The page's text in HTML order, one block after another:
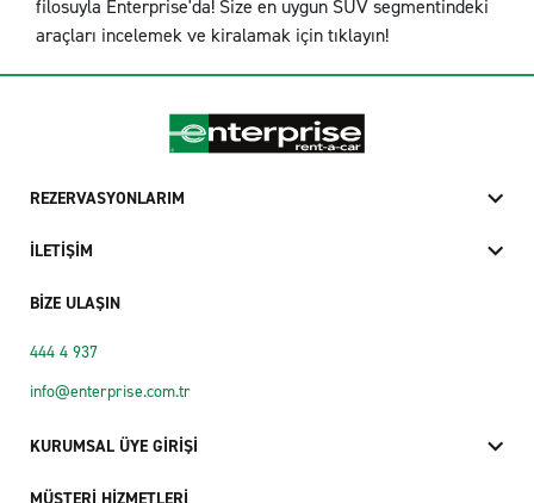
filosuyla Enterprise'da! Size en uygun SUV segmentindeki
araçları incelemek ve kiralamak için tıklayın!
REZERVASYONLARIM
İLETİŞİM
BİZE ULAŞIN
444 4 937
info@enterprise.com.tr
KURUMSAL ÜYE GİRİŞİ